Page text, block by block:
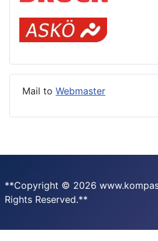
Mail to Webmaster
**Copyright © 2026
Rights Reserved.**